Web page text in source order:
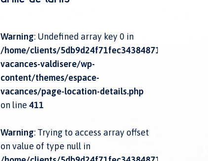
Warning: Undefined array key 0 in
/home/clients/
vacances-valdisere/wp-
content/themes/espace-
vacances/page-location-details.php
on line 411
Warning: Trying to access array offset
on value of type null in